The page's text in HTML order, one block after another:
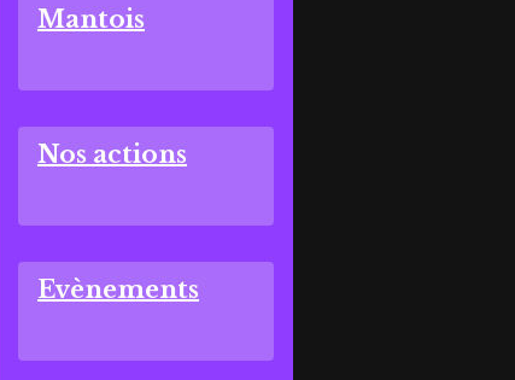
Mantois
Nos actions
Evènements